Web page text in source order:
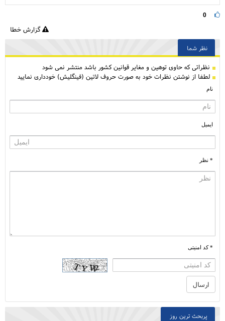
0
گزارش خطا
نظر شما
نظراتی كه حاوی توهین و مغایر قوانین کشور باشد منتشر نمی شود
لطفا از نوشتن نظرات خود به صورت حروف لاتین (فینگلیش) خودداری نمایید
نام
ایمیل
* نظر
* کد امنیتی
پربحث ترین روز